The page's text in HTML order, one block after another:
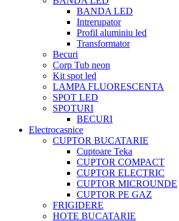
BANDA LED
Intrerupator
Profil aluminiu led
Transformator
Becuri
Corp Tub neon
Kit spot led
LAMPA FLUORESCENTA
SPOT LED
SPOTURI
BECURI
Electrocasnice
CUPTOR BUCATARIE
Cuptoare Teka
CUPTOR COMPACT
CUPTOR ELECTRIC
CUPTOR MICROUNDE
CUPTOR PE GAZ
FRIGIDERE
HOTE BUCATARIE